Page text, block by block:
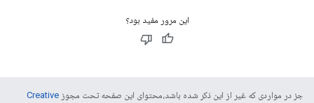
این مرور مفید بود؟
جز در مواردی که غیر از این ذکر شده باشد،‌محتوای این صفحه تحت مجوز Creative